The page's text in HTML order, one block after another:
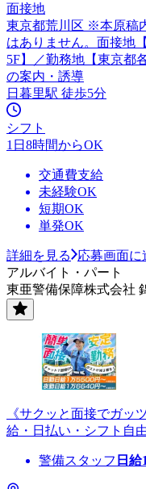
面接地
東京都荒川区 ※本原稿
はありません。面接地
5F】／勤務地【東京都
の案内・誘導
日暮里駅 徒歩5分
シフト
1日8時間からOK
交通費支給
未経験OK
短期OK
単発OK
詳細を見る
応募画面に
アルバイト・パート
東亜警備保障株式会社
《サクッと面接でガッ
給・日払い・シフト自
警備スタッフ 日給